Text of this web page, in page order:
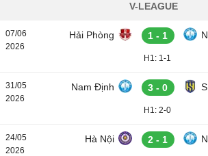
V-LEAGUE
07/06
2026
Hải Phòng 1 - 1
H1: 1-1
31/05
2026
Nam Định 3 - 0
H1: 2-0
24/05
2026
Hà Nội 2 - 1